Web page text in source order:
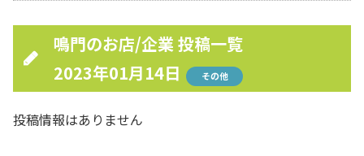
鳴門のお店/企業 投稿一覧
2023年01月14日
その他
投稿情報はありません